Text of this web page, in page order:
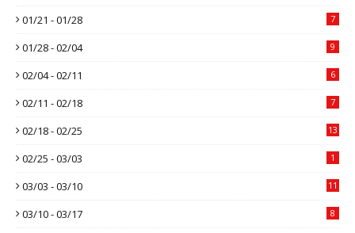
01/21 - 01/28 7
01/28 - 02/04 9
02/04 - 02/11 6
02/11 - 02/18 7
02/18 - 02/25 13
02/25 - 03/03 1
03/03 - 03/10 11
03/10 - 03/17 8